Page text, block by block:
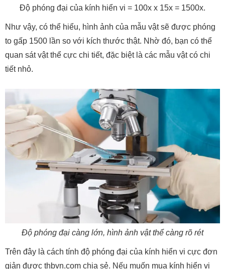
Độ phóng đại của kính hiển vi = 100x x 15x = 1500x.
Như vậy, có thể hiểu, hình ảnh của mẫu vật sẽ được phóng
to gấp 1500 lần so với kích thước thật. Nhờ đó, bạn có thể
quan sát vật thể cực chi tiết, đặc biệt là các mẫu vật có chi
tiết nhỏ.
Độ phóng đại càng lớn, hình ảnh vật thể càng rõ rét
Trên đây là cách tính độ phóng đại của kính hiển vi cực đơn
giản được thbvn.com chia sẻ. Nếu muốn mua kính hiển vi